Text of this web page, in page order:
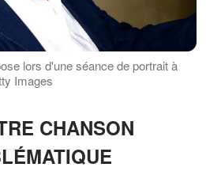
lors d'une séance de portrait à
Images
CHANSON